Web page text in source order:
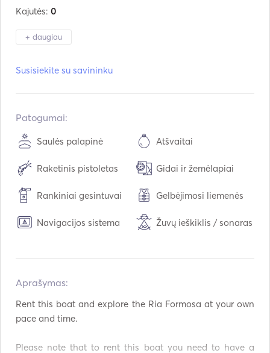
Kajutės: 0
+ daugiau
Varikliai:1 x 115hp
Kuro tipas:
Kuro talpa:
Susisiekite su savininku
Patogumai:
Saulės palapinė Atšvaitai
Raketinis pistoletas Gidai ir žemėlapiai
Rankiniai gesintuvai Gelbėjimosi liemenės
Navigacijos sistema Žuvų ieškiklis / sonaras
Aprašymas:
Rent this boat and explore the Ria Formosa at your own
pace and time.
Please note that to rent this boat you need to have a